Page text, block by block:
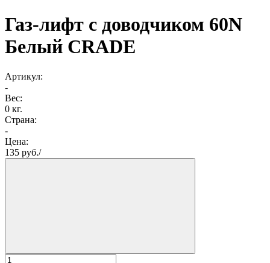
Газ-лифт с доводчиком 60N
Белый CRADE
Артикул:
-
Вес:
0 кг.
Страна:
-
Цена:
135 руб./